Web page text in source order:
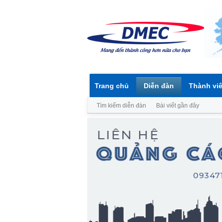
Trang chủ Diễn đàn
Tìm kiếm diễn đàn Bài viết gần đây
Thành